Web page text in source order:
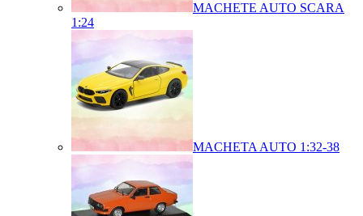
MACHETE AUTO SCARA
1:24
MACHETA AUTO 1:32-38